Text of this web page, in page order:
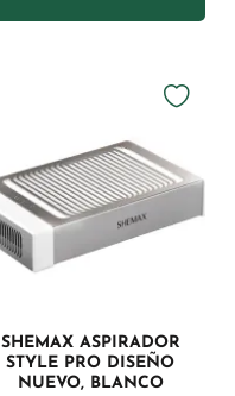
SHEMAX ASPIRADOR
STYLE PRO DISEÑO
NUEVO, BLANCO